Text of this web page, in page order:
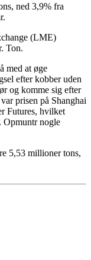
ned 3,9% fra
(LME)
Ton.
med at øge
efter kobber uden
og komme sig efter
prisen på Shanghai
Futures, hvilket
Opmuntr nogle
5,53 millioner tons,